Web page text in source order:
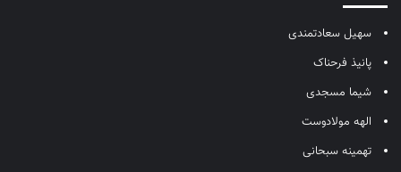
سهیل سعادتمندی
پانیذ فرحناک
شیما مسجدی
الهه مولادوست
تهمینه سبحانی